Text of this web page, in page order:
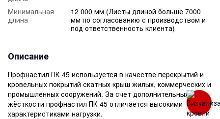
Минимальная
длина
12 000 мм (Листы длиной больше 7000
мм по согласованию с производством и
под ответственность клиента)
Описание
Профнастил ПК 45 используется в качестве перекрытий и
кровельных покрытий скатных крыш жилых, коммерческих и
промышленных сооружений. За счет дополнительных рёбр
жёсткости профнастил ПК 45 отличается высокими
характеристиками нагрузки.